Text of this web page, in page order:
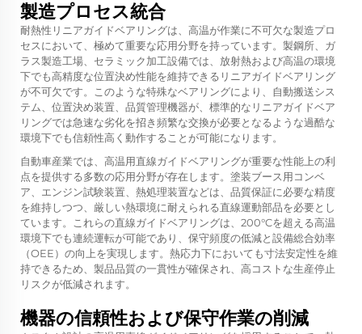
製造プロセス統合
耐熱性リニアガイドベアリングは、高温が作業に不可欠な製造プロ
セスにおいて、極めて重要な応用分野を持っています。製鋼所、ガ
ラス製造工場、セラミック加工設備では、放射熱および高温の環境
下でも高精度な位置決め性能を維持できるリニアガイドベアリング
が不可欠です。このような特殊なベアリングにより、自動搬送シス
テム、位置決め装置、品質管理機器が、標準的なリニアガイドベア
リングでは急速な劣化を招き頻繁な交換が必要となるような過酷な
環境下でも信頼性高く動作することが可能になります。
自動車産業では、高温用直線ガイドベアリングが重要な性能上の利
点を提供する多数の応用分野が存在します。塗装ブース用コンベ
ア、エンジン試験装置、熱処理装置などは、品質保証に必要な精度
を維持しつつ、厳しい熱環境に耐えられる直線運動部品を必要とし
ています。これらの直線ガイドベアリングは、200°Cを超える高温
環境下でも連続運転が可能であり、保守頻度の低減と設備総合効率
（OEE）の向上を実現します。熱応力下においても寸法安定性を維
持できるため、製品品質の一貫性が確保され、高コストな生産停止
リスクが低減されます。
機器の信頼性および保守作業の削減